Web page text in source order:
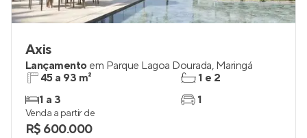
Axis
Lançamento em Parque Lagoa Dourada, Maringá
45 a 93 m²
1 a 3
1 e 2
1
Venda a partir de
R$ 600.000